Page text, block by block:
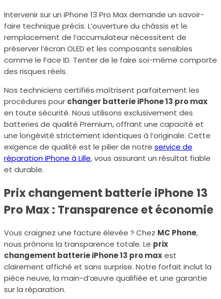
Intervenir sur un iPhone 13 Pro Max demande un savoir-
faire technique précis. L’ouverture du châssis et le
remplacement de l’accumulateur nécessitent de
préserver l’écran OLED et les composants sensibles
comme le Face ID. Tenter de le faire soi-même comporte
des risques réels.
Nos techniciens certifiés maîtrisent parfaitement les
procédures pour changer batterie iPhone 13 pro max
en toute sécurité. Nous utilisons exclusivement des
batteries de qualité Premium, offrant une capacité et
une longévité strictement identiques à l’originale. Cette
exigence de qualité est le pilier de notre service de
réparation iPhone à Lille, vous assurant un résultat fiable
et durable.
Prix changement batterie iPhone 13
Pro Max : Transparence et économie
Vous craignez une facture élevée ? Chez MC Phone,
nous prônons la transparence totale. Le prix
changement batterie iPhone 13 pro maxest
clairement affiché et sans surprise. Notre forfait inclut la
pièce neuve, la main-d’œuvre qualifiée et une garantie
sur la réparation.